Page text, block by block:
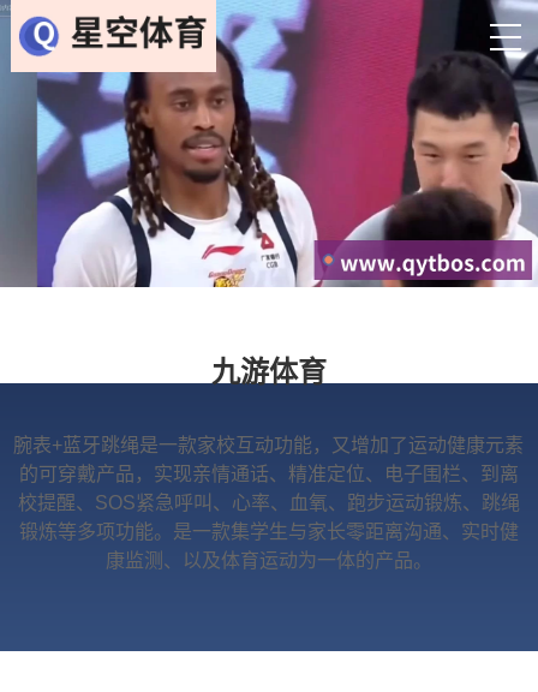
九游体育
腕表+蓝牙跳绳是一款家校互动功能，又增加了运动健康元素
的可穿戴产品，实现亲情通话、精准定位、电子围栏、到离
校提醒、SOS紧急呼叫、心率、血氧、跑步运动锻炼、跳绳
锻炼等多项功能。是一款集学生与家长零距离沟通、实时健
康监测、以及体育运动为一体的产品。